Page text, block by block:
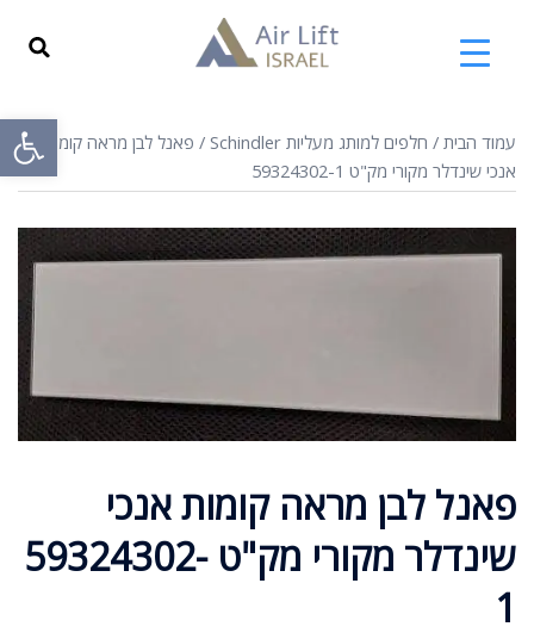
עמוד הבית / חלפים למותג מעליות Schindler
/ פאנל לבן מראה קומות
אנכי שינדלר מקורי מק"ט 59324302-1
פאנל לבן מראה קומות אנכי
שינדלר מקורי מק"ט 59324302-
1